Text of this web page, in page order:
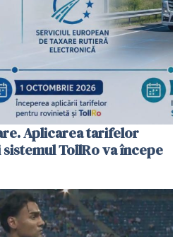
Aplicarea tarifelor
TollRo va începe